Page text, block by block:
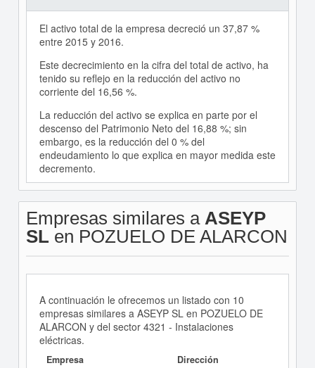
El activo total de la empresa decreció un 37,87 %
entre 2015 y 2016.
Este decrecimiento en la cifra del total de activo, ha
tenido su reflejo en la reducción del activo no
corriente del 16,56 %.
La reducción del activo se explica en parte por el
descenso del Patrimonio Neto del 16,88 %; sin
embargo, es la reducción del 0 % del
endeudamiento lo que explica en mayor medida este
decremento.
Empresas similares a ASEYP
SL en POZUELO DE ALARCON
A continuación le ofrecemos un listado con 10
empresas similares a ASEYP SL en POZUELO DE
ALARCON y del sector 4321 - Instalaciones
eléctricas.
Empresa Dirección